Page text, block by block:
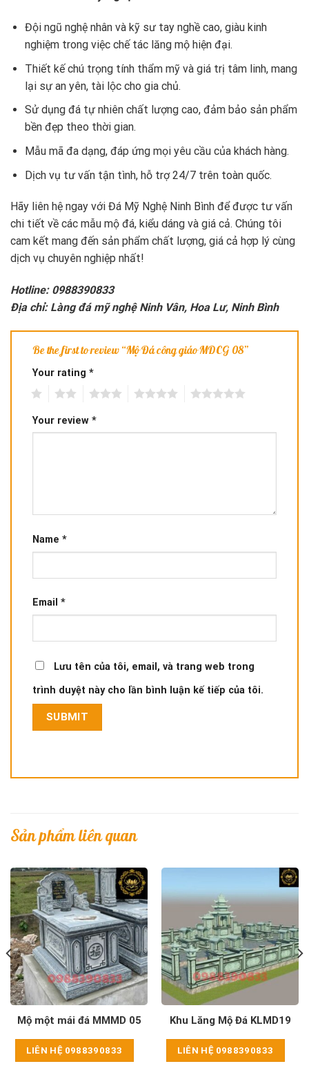
Đội ngũ nghệ nhân và kỹ sư tay nghề cao, giàu kinh
nghiệm trong việc chế tác lăng mộ hiện đại.
Thiết kế chú trọng tính thẩm mỹ và giá trị tâm linh, mang
lại sự an yên, tài lộc cho gia chủ.
Sử dụng đá tự nhiên chất lượng cao, đảm bảo sản phẩm
bền đẹp theo thời gian.
Mẫu mã đa dạng, đáp ứng mọi yêu cầu của khách hàng.
Dịch vụ tư vấn tận tình, hỗ trợ 24/7 trên toàn quốc.
Hãy liên hệ ngay với Đá Mỹ Nghệ Ninh Bình để được tư vấn
chi tiết về các mẫu mộ đá, kiểu dáng và giá cả. Chúng tôi
cam kết mang đến sản phẩm chất lượng, giá cả hợp lý cùng
dịch vụ chuyên nghiệp nhất!
Hotline: 0988390833
Địa chỉ: Làng đá mỹ nghệ Ninh Vân, Hoa Lư, Ninh Bình
Be the first to review “Mộ Đá công giáo MDCG 08”
Your rating *
Your review *
Name *
Email *
Lưu tên của tôi, email, và trang web trong
trình duyệt này cho lần bình luận kế tiếp của tôi.
Sản phẩm liên quan
Mộ một mái đá MMMD 05
LIÊN HỆ 0988390833
Khu Lăng Mộ Đá KLMD19
LIÊN HỆ 0988390833